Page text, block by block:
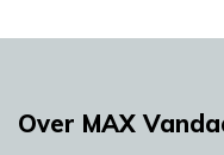
Over MAX